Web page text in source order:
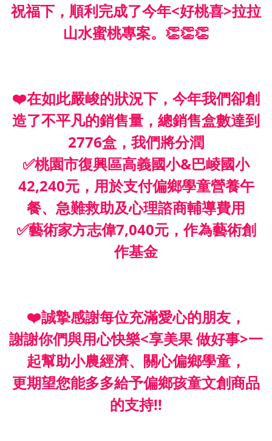
祝福下，順利完成了今年<好桃喜>拉拉
山水蜜桃專案。👏👏👏
❤️在如此嚴峻的狀況下，今年我們卻創
造了不平凡的銷售量，總銷售盒數達到
2776盒，我們將分潤
✅桃園市復興區高義國小&巴崚國小
42,240元，用於支付偏鄉學童營養午
餐、急難救助及心理諮商輔導費用
✅藝術家方志偉7,040元，作為藝術創
作基金
❤️誠摯感謝每位充滿愛心的朋友，
謝謝你們與用心快樂<享美果 做好事>一
起幫助小農經濟、關心偏鄉學童，
更期望您能多多給予偏鄉孩童文創商品
的支持!!